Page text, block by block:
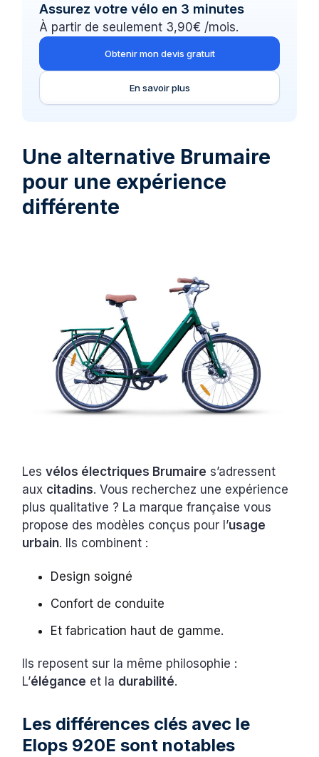
Assurez votre vélo en 3 minutes
À partir de seulement 3,90€ /mois.
Obtenir mon devis gratuit
En savoir plus
Une alternative Brumaire
pour une expérience
différente
Lesvélos électriques Brumaire s’adressent
aux citadins. Vous recherchez une expérience
plus qualitative ? La marque française vous
propose des modèles conçus pour l’usage
urbain. Ils combinent :
Design soigné
Confort de conduite
Et fabrication haut de gamme.
Ils reposent sur la même philosophie :
L’élégance et la durabilité.
Les différences clés avec le
Elops 920E sont notables